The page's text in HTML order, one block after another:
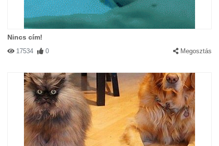
Nincs cím!
17534 0 Megosztás